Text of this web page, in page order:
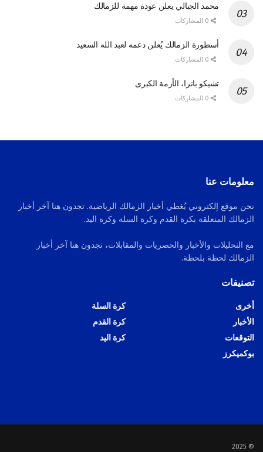
محمد الجبالي يعلن عودة مهمة للزمالك
أسطورة الزمالك يُعلن دعمه لعبد الله السعيد
تشيكو بانزا، الأزمة الكبرى
معلومات عنا
نحن موقع إلكتروني يُغطي أخبار الزمالك الرياضية. تجدون هنا آخر أخبار
الزمالك المتعلقة بكرة القدم وكرة السلة وكرة اليد.
مع التحليلات والأخبار والحصريات والمقابلات، تجدون هنا آخر أخبار
الزمالك لحظة بلحظة.
تصنيفات
أخرى
الأخبار
التوقعات
بوكميكرز
كرة السلة
كرة القدم
كرة اليد
© 2025